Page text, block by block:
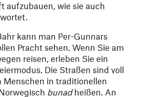
aufzubauen, wie sie auch
kann man Per-Gunnars
Pracht sehen. Wenn Sie am
reisen, erleben Sie ein
Die Straßen sind voll
Menschen in traditionellen
bunadheißen. An